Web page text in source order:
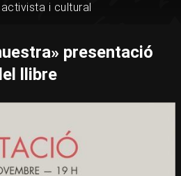
i cultural
presentació
llibre